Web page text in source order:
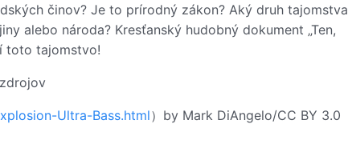
činov? Je to prírodný zákon? Aký druh tajomstva
alebo národa? Kresťanský hudobný dokument „Ten,
toto tajomstvo!
Ultra-Bass.html）by Mark DiAngelo/CC BY 3.0